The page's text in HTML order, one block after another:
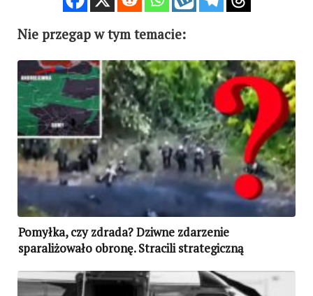
Nie przegap w tym temacie:
Pomyłka, czy zdrada? Dziwne zdarzenie
sparaliżowało obronę. Stracili strategiczną